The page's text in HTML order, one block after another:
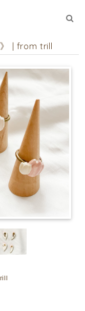
| from trill